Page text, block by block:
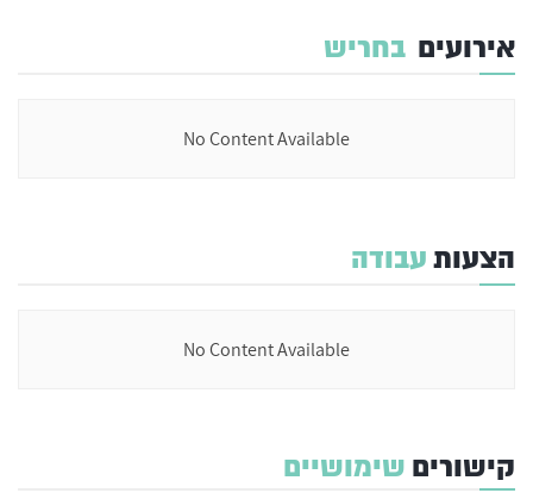
אירועים בחריש
No Content Available
הצעותעבודה
No Content Available
קישורים שימושיים